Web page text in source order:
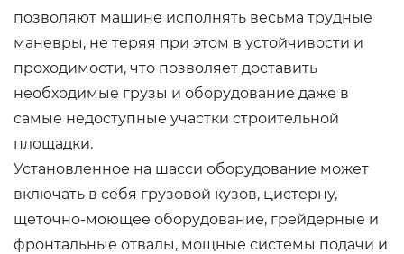
позволяют машине исполнять весьма трудные
маневры, не теряя при этом в устойчивости и
проходимости, что позволяет доставить
необходимые грузы и оборудование даже в
самые недоступные участки строительной
площадки.
Установленное на шасси оборудование может
включать в себя грузовой кузов, цистерну,
щеточно-моющее оборудование, грейдерные и
фронтальные отвалы, мощные системы подачи и